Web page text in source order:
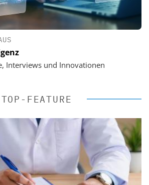
Interviews und Innovationen
TOP-FEATURE